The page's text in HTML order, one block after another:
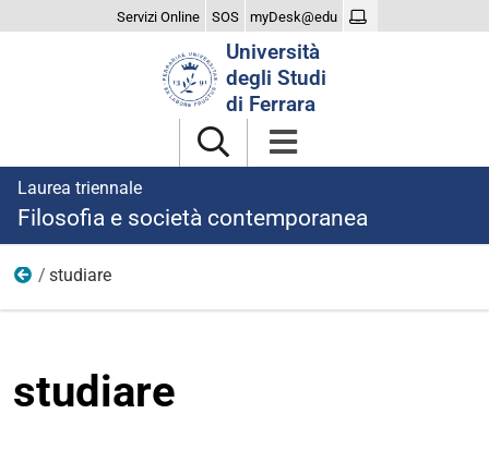
Servizi Online SOS myDesk@edu
Università
degli Studi
di Ferrara
Laurea triennale
Filosofia e società contemporanea
menu
studiare
studiare